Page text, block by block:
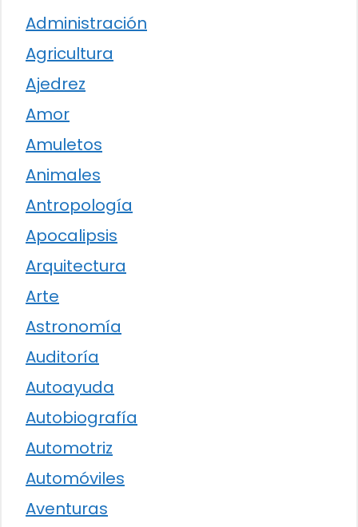
Administración
Agricultura
Ajedrez
Amor
Amuletos
Animales
Antropología
Apocalipsis
Arquitectura
Arte
Astronomía
Auditoría
Autoayuda
Autobiografía
Automotriz
Automóviles
Aventuras